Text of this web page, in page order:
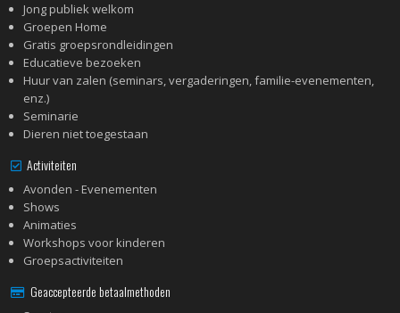
Jong publiek welkom
Groepen Home
Gratis groepsrondleidingen
Educatieve bezoeken
Huur van zalen (seminars, vergaderingen, familie-evenementen,
enz.)
Seminarie
Dieren niet toegestaan
Activiteiten
Avonden - Evenementen
Shows
Animaties
Workshops voor kinderen
Groepsactiviteiten
Geaccepteerde betaalmethoden